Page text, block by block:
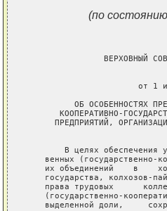
(по
ВЕРХОВНЫЙ СОВЕТ РОССИЙСКОЙ ФЕДЕРАЦИИ

                              ПОСТАНОВЛЕНИЕ
                       от 1 июля 1993 г. N 5309-1

          ОБ ОСОБЕННОСТЯХ ПРЕОБРАЗОВАНИЯ В АКЦИОНЕРНЫЕ ОБЩЕСТВА
       КООПЕРАТИВНО-ГОСУДАРСТВЕННЫХ (ГОСУДАРСТВЕННО-КООПЕРАТИВНЫХ)
      ПРЕДПРИЯТИЙ, ОРГАНИЗАЦИЙ И ИХ ОБЪЕДИНЕНИЙ В АГРОПРОМЫШЛЕННОМ
                                КОМПЛЕКСЕ

        В целях обеспечения устойчивой работы  кооперативно-государст-
    венных (государственно-кооперативных) предприятий,  организаций  и
    их объединений    в    ходе    акционирования,   выделения   долей
    государства, колхозов-пайщиков в их общей собственности,  а  также
    права трудовых      коллективов       кооперативно-государственных
    (государственно-кооперативных)  предприятий и организаций на часть
    выделенной доли,     сохранения     сложившихся     взаимовыгодных
    экономических, организационных и   производственно-технологических
    связей между    агростроительными   формированиями   и   сельскими
    товаропроизводителями  Верховный   Совет   Российской    Федерации
    постановляет:
        1. Совету  Министров  -  Правительству  Российской   Федерации
    завершить в 1993 году преобразование  кооперативно-государственных
    (государственно-кооперативных) предприятий,   организаций   и   их
    объединений в       агропромышленном       комплексе,      включая
    предприятия и организации строительной  индустрии,  строительства,
    дорожного  строительства,    заготовок  и  переработки  древесины,
    проектные организации,     автотранспортные     предприятия,     в
    акционерные  общества   открытого  типа  с  выделением  в уставном
    капитале доли государства и доли пайщиков.
        При этом      преобразование      кооперативно-государственных
    (государственно-кооперативных) объединений      осуществить      в
    соответствии со   вторым  разделом  Положения  о  коммерциализации
    государственных    предприятий  с  одновременным преобразованием в
    акционерные общества  открытого    типа,    утвержденного   Указом
    Президента  Российской Федерации от 1 июля 1992  года  N  721  "Об
    организационных  мерах     по    преобразованию    государственных
    предприятий, добровольных       объединений        государственных
    предприятий в акционерные общества".
        2. Установить,  что определение долей государства и пайщиков в
    имуществе                             кооперативно-государственных
    (государственно-кооперативных)   предприятий,   организаций  и  их
    объединений   осуществляется    согласительными    комиссиями    в
    соответствии со следующими принципами:
        долей пайщиков   в   имуществе    кооперативно-государственных
    (государственно-кооперативных)   предприятий,   организаций  и  их
    объединений,  в том числе созданных по решению руководящих органов
    бывших  Росколхозстройобъединения,  республиканских  (республик  в
    составе Российской Федерации),  краевых и  областных  межколхозных
    объединений (без определения долей пайщиков) за счет централизации
    средств первичных межхозяйственных  предприятий  и  организаций  и
    привлеченных  средств,  включая долгосрочные кредиты банков (в том
    числе списанные государством), является имущество, находившееся на
    балансах межколхозных предприятий, организаций и их объединений по
    состоянию на 1 января 1986 года;
       доля хозяйств-пайщиков в имуществе кооперативно-государственных
    (государственно-кооперативных)    предприятий    и     организаций
    федерального   подчинения   определяется  пропорционально  вкладам
    республиканских  (республик  в  составе   Российской   Федерации),
    краевых  и  областных  межколхозных  объединений  в  уставный фонд
    Росколхозстройобъединения, а республиканского (республик в составе
    Российской   Федерации),   краевого,   областного   подчинения   -
    пропорционально вкладам в  их  уставный  фонд  районных  первичных
    межколхозных организаций;
        долей государства   в  имуществе  кооперативно-государственных
    (государственно-кооперативных) предприятий,   организаций   и   их
    объединений   является   имущество,   находившееся   на   балансах
    государственных предприятий  и  организаций  бывшего  Минсельстроя
    РСФСР и  других   государственных   предприятий   и    организаций
    агропромышленного  комплекса  на момент слияния их с межколхозными
    предприятиями и организациями по состоянию на 1 января 1986 года;
        распределение   приращенного (с учетом выбывшего) за  период с
    1986 по   1993    год    имущества    кооперативно-государственных
    (государственно-кооперативных) предприятий,   организаций   и   их
    объединений осуществляется пропорционально   долям  государства  и
    пайщиков с учетом выделенных бюджетных ассигнований.
        3. Приватизацию     государственной    доли    в     имуществе
    кооперативно-государственных        (государственно-кооперативных)
    предприятий, организаций  и   их   объединений    осуществить   на
    условиях, установленных    Законом    Российской    Федерации   "О
    приватизации  государственных  и   муниципальных   предприятий   в
    Российской Федерации" и государственной  программой   приватизации
    государственных  и   муниципальных   предприятий   в    Российской
    Федерации,  а  также